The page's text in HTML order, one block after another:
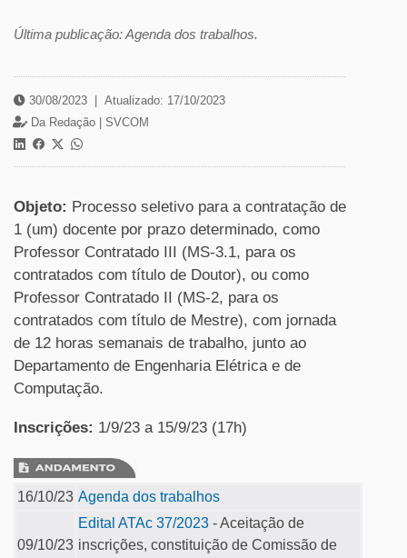
Última publicação: Agenda dos trabalhos.
30/08/2023
Atualizado: 17/10/2023
Da Redação | SVCOM
Objeto: Processo seletivo para a contratação de
1 (um) docente por prazo determinado, como
Professor Contratado III (MS-3.1, para os
contratados com título de Doutor), ou como
Professor Contratado II (MS-2, para os
contratados com título de Mestre), com jornada
de 12 horas semanais de trabalho, junto ao
Departamento de Engenharia Elétrica e de
Computação.
Inscrições: 1/9/23 a 15/9/23 (17h)
16/10/23 Agenda dos trabalhos
09/10/23
Edital ATAc 37/2023 - Aceitação de
inscrições, constituição de Comissão de